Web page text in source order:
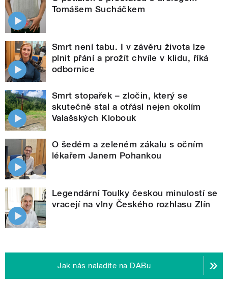
Tomášem Sucháčkem
Smrt není tabu. I v závěru života lze
plnit přání a prožít chvíle v klidu, říká
odbornice
Smrt stopařek – zločin, který se
skutečně stal a otřásl nejen okolím
Valašských Klobouk
O šedém a zeleném zákalu s očním
lékařem Janem Pohankou
Legendární Toulky českou minulostí se
vracejí na vlny Českého rozhlasu Zlín
Jak nás naladíte na DABu